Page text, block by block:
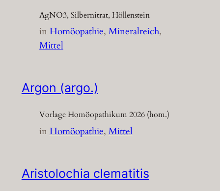
AgNO3, Silbernitrat, Höllenstein
inHomöopathie, Mineralreich
Mittel
Argon (argo.)
Vorlage Homöopathikum 2026 (hom.)
inHomöopathie, Mittel
Aristolochia clematitis